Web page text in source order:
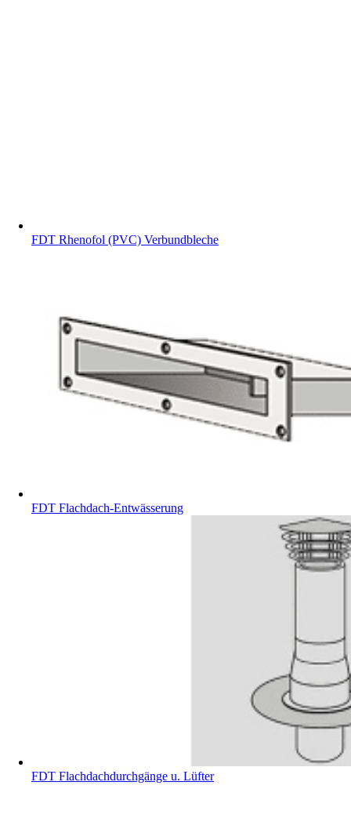
FDT Rhenofol (PVC) Verbundbleche
FDT Flachdach-Entwässerung
FDT Flachdachdurchgänge u. Lüfter